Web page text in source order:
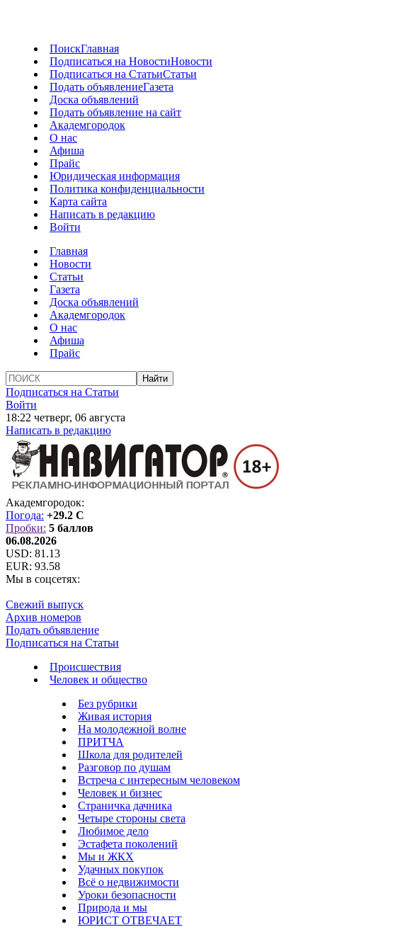
ПоискГлавная
Подписаться на НовостиНовости
Подписаться на СтатьиСтатьи
Подать объявлениеГазета
Доска объявлений
Подать объявление на сайт
Академгородок
О нас
Афиша
Прайс
Юридическая информация
Политика конфиденциальности
Карта сайта
Написать в редакцию
Войти
Главная
Новости
Статьи
Газета
Доска объявлений
Академгородок
О нас
Афиша
Прайс
Подписаться на Статьи
Войти
18:22 четверг, 06 августа
Написать в редакцию
Академгородок:
Погода: +29.2 C
Пробки: 5 баллов
06.08.2026
USD: 81.13
EUR: 93.58
Мы в соцсетях:
Свежий выпуск
Архив номеров
Подать объявление
Подписаться на Статьи
Происшествия
Человек и общество
Без рубрики
Живая история
На молодежной волне
ПРИТЧА
Школа для родителей
Разговор по душам
Встреча с интересным человеком
Человек и бизнес
Страничка дачника
Четыре стороны света
Любимое дело
Эстафета поколений
Мы и ЖКХ
Удачных покупок
Всё о недвижимости
Уроки безопасности
Природа и мы
ЮРИСТ ОТВЕЧАЕТ